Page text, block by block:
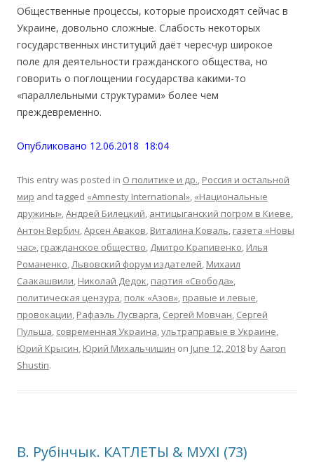
Общественные процессы, которые происходят сейчас в
Украине, довольно сложные. Слабость некоторых
государственных институций даёт чересчур широкое
поле для деятельности гражданского общества, но
говорить о поглощении государства какими-то
«параллельными структурами» более чем
преждевременно.
Опубликовано 12.06.2018 18:04
This entry was posted in О политике и др., Россия и остальной
мир and tagged «Amnesty International», «Национальные
дружины»,Андрей Билецкий, антицыганский погром в Киеве,
Антон Вербич,Арсен Аваков, Виталина Коваль, газета «Новы
час», гражданское общество, Дмитро Крапивенко, Илья
Романенко,Львовский форум издателей, Михаил
Саакашвили, Николай Дедок, партия «Свобода»,
политическая цензура, полк «Азов», правые и левые,
провокации, Рафаэль Лусварга, Сергей Мовчан, Сергей
Пульша, современная Украина,ультраправые в Украине,
Юрий Крысин, Юрий Михальчишин on June 12, 2018 byAaron
Shustin.
В. Рубінчык. КАТЛЕТЫ & МУХІ (73)